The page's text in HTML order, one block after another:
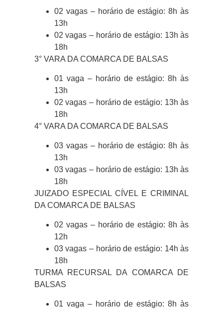
02 vagas – horário de estágio: 8h às
13h
02 vagas – horário de estágio: 13h às
18h
3° VARA DA COMARCA DE BALSAS
01 vaga – horário de estágio: 8h às
13h
02 vagas – horário de estágio: 13h às
18h
4° VARA DA COMARCA DE BALSAS
03 vagas – horário de estágio: 8h às
13h
03 vagas – horário de estágio: 13h às
18h
JUIZADO ESPECIAL CÍVEL E CRIMINAL
DA COMARCA DE BALSAS
02 vagas – horário de estágio: 8h às
12h
03 vagas – horário de estágio: 14h às
18h
TURMA RECURSAL DA COMARCA DE
BALSAS
01 vaga – horário de estágio: 8h às